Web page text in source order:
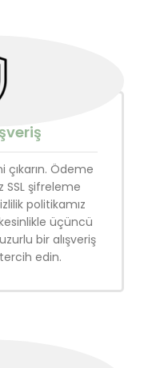
çıkarın. Ödeme
SSL şifreleme
politikamız
üçüncü
bir alışveriş
edin.